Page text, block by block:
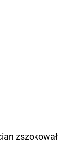
zszokował